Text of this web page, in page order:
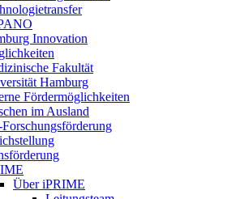
Innovation
Fakultät
Hamburg
Fördermöglichkeiten
im Ausland
Über iPRIME